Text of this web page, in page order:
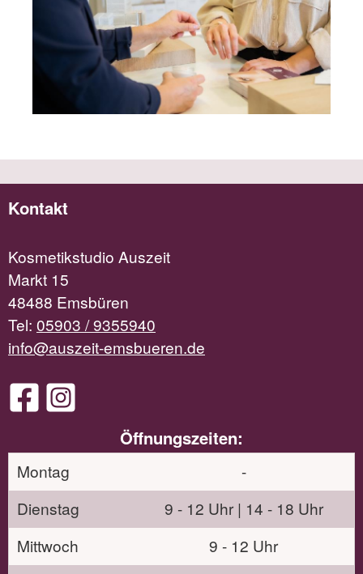
Kontakt
Kosmetikstudio Auszeit
Markt 15
48488 Emsbüren
Tel: 05903 / 9355940
info@auszeit-emsbueren.de
Öffnungszeiten:
Montag
-
Dienstag
9 - 12 Uhr | 14 - 18 Uhr
Mittwoch
9 - 12 Uhr